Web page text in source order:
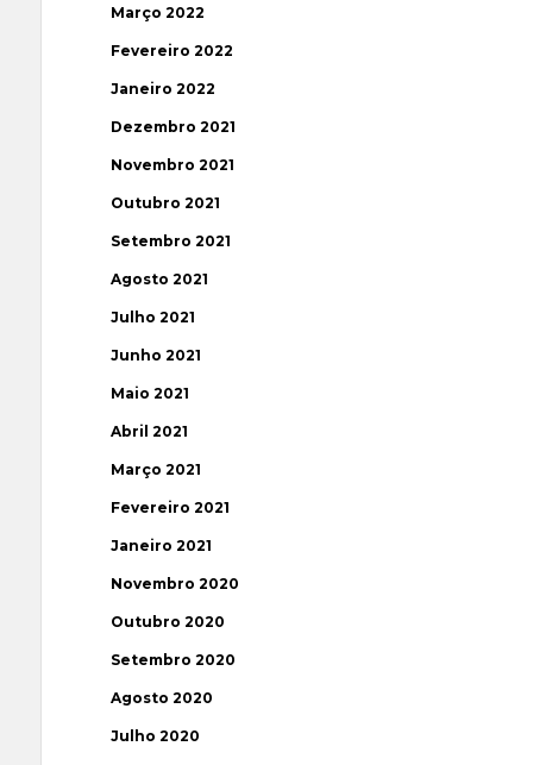
Março 2022
Fevereiro 2022
Janeiro 2022
Dezembro 2021
Novembro 2021
Outubro 2021
Setembro 2021
Agosto 2021
Julho 2021
Junho 2021
Maio 2021
Abril 2021
Março 2021
Fevereiro 2021
Janeiro 2021
Novembro 2020
Outubro 2020
Setembro 2020
Agosto 2020
Julho 2020